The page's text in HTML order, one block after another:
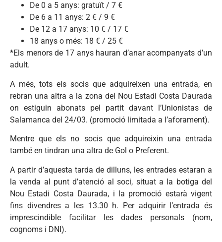
De 0 a 5 anys: gratuït / 7 €
De 6 a 11 anys: 2 € / 9 €
De 12 a 17 anys: 10 € / 17 €
18 anys o més: 18 € / 25 €
*Els menors de 17 anys hauran d’anar acompanyats d’un
adult.
A més, tots els socis que adquireixen una entrada, en
rebran una altra a la zona del Nou Estadi Costa Daurada
on estiguin abonats pel partit davant l’Unionistas de
Salamanca del 24/03. (promoció limitada a l’aforament).
Mentre que els no socis que adquireixin una entrada
també en tindran una altra de Gol o Preferent.
A partir d’aquesta tarda de dilluns, les entrades estaran a
la venda al punt d’atenció al soci, situat a la botiga del
Nou Estadi Costa Daurada, i la promoció estarà vigent
fins divendres a les 13.30 h. Per adquirir l’entrada és
imprescindible facilitar les dades personals (nom,
cognoms i DNI).